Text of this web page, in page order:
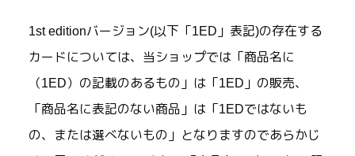
1st editionバージョン(以下「1ED」表記)の存在する
カードについては、当ショップでは「商品名に
（1ED）の記載のあるもの」は「1ED」の販売、
「商品名に表記のない商品」は「1EDではないも
の、または選べないもの」となりますのであらかじ